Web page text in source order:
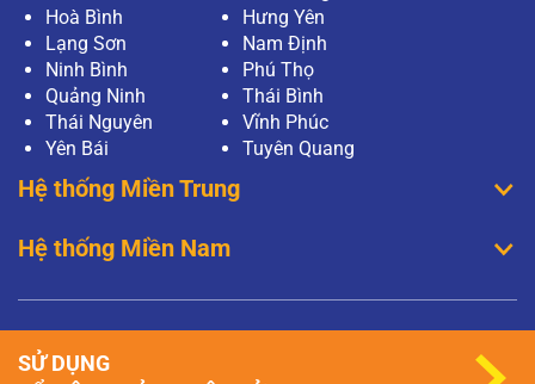
Hoà Bình
Hưng Yên
Lạng Sơn
Nam Định
Ninh Bình
Phú Thọ
Quảng Ninh
Thái Bình
Thái Nguyên
Vĩnh Phúc
Yên Bái
Tuyên Quang
Hệ thống Miền Trung
Hệ thống Miền Nam
SỬ DỤNG